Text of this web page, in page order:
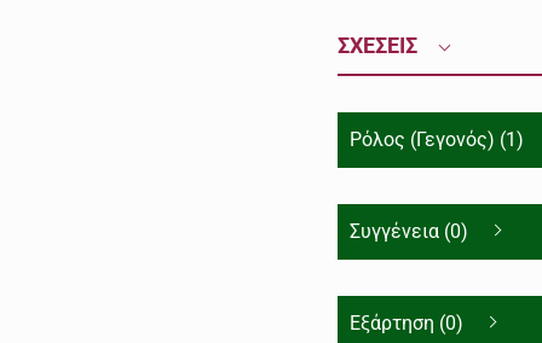
ΣΧΕΣΕΙΣ
Ρόλος (Γεγονός) (1)
Συγγένεια (0)
Εξάρτηση (0)